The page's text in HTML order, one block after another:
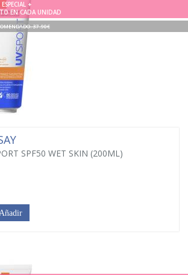
ESPECIAL +
EN CADA UNIDAD
37.90€
SPF50 WET SKIN (200ML)
Añadir